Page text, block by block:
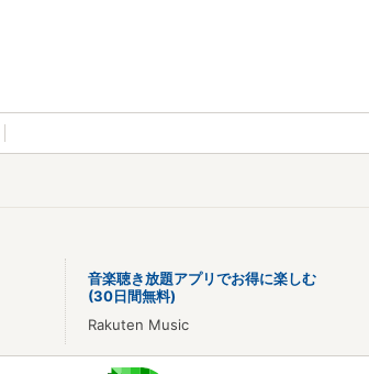
音楽聴き放題アプリでお得に楽しむ
(30日間無料)
Rakuten Music